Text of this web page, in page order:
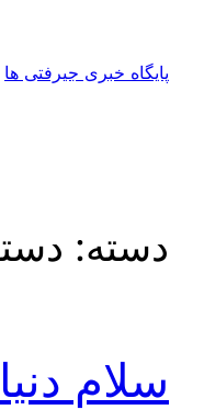
محتواپایگاه خبری جیرفتی ها
دسته:
سلام